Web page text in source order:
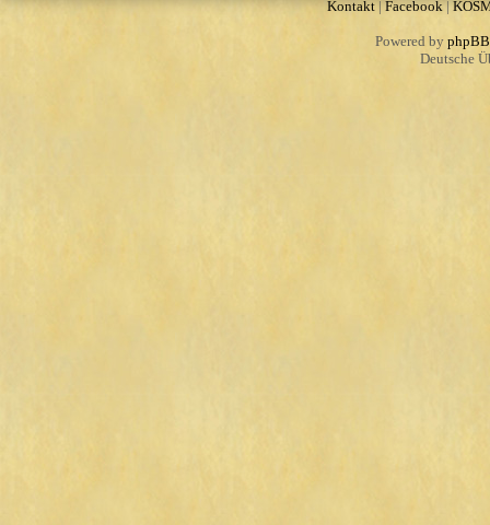
Kontakt| Facebook|
Powered by phpBB
Deutsche